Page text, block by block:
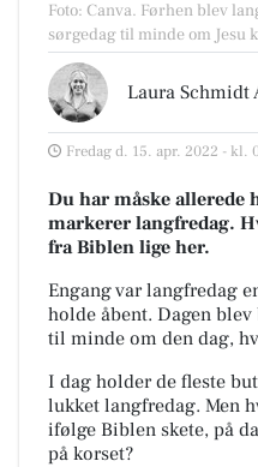
Foto: Canva. Førhen blev
sørgedag til minde om Jesu
Laura
Fredag d. 15. apr. 2022 - kl.
Du har måske allerede
markerer langfredag.
fra Biblen lige her.
Engang var langfredag
holde åbent. Dagen
til minde om den dag,
I dag holder de fleste
lukket langfredag. Men
ifølge Biblen skete, på
på korset?